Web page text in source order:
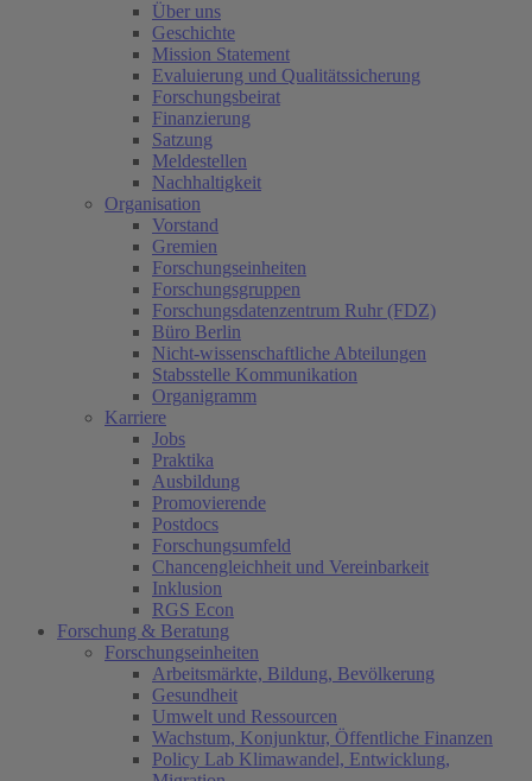
Über uns
Geschichte
Mission Statement
Evaluierung und Qualitätssicherung
Forschungsbeirat
Finanzierung
Satzung
Meldestellen
Nachhaltigkeit
Organisation
Vorstand
Gremien
Forschungseinheiten
Forschungsgruppen
Forschungsdatenzentrum Ruhr (FDZ)
Büro Berlin
Nicht-wissenschaftliche Abteilungen
Stabsstelle Kommunikation
Organigramm
Karriere
Jobs
Praktika
Ausbildung
Promovierende
Postdocs
Forschungsumfeld
Chancengleichheit und Vereinbarkeit
Inklusion
RGS Econ
Forschung & Beratung
Forschungseinheiten
Arbeitsmärkte, Bildung, Bevölkerung
Gesundheit
Umwelt und Ressourcen
Wachstum, Konjunktur, Öffentliche Finanzen
Policy Lab Klimawandel, Entwicklung,